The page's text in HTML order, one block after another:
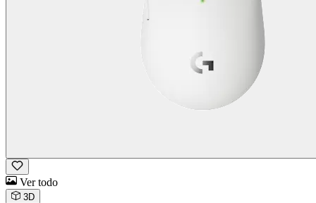
Ver todo
3D